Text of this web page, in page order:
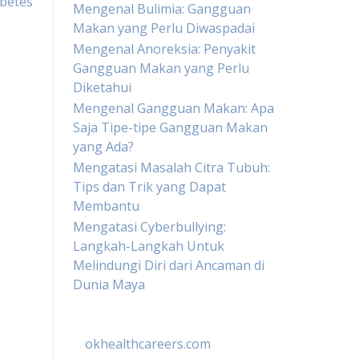
Mengenal Bulimia: Gangguan
Makan yang Perlu Diwaspadai
Mengenal Anoreksia: Penyakit
Gangguan Makan yang Perlu
Diketahui
Mengenal Gangguan Makan: Apa
Saja Tipe-tipe Gangguan Makan
yang Ada?
Mengatasi Masalah Citra Tubuh:
Tips dan Trik yang Dapat
Membantu
Mengatasi Cyberbullying:
Langkah-Langkah Untuk
Melindungi Diri dari Ancaman di
Dunia Maya
okhealthcareers.com